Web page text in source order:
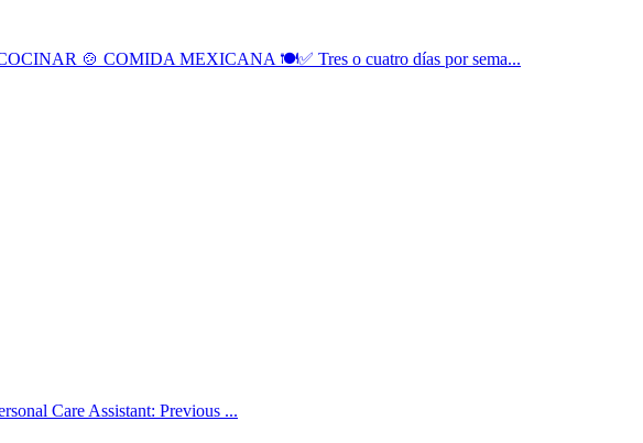
🍲 COMIDA MEXICANA 🍽️✅ Tres o cuatro días por sema...
Care Assistant: Previous ...